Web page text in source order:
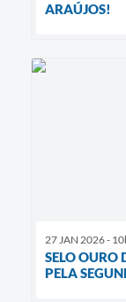
ARAÚJOS!
27 JAN 2026 -
SELO OURO
PELA